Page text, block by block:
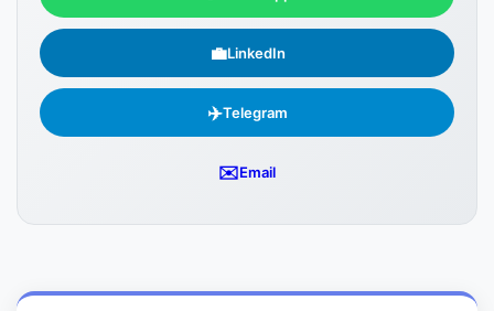
💼LinkedIn
✈️Telegram
✉️Email